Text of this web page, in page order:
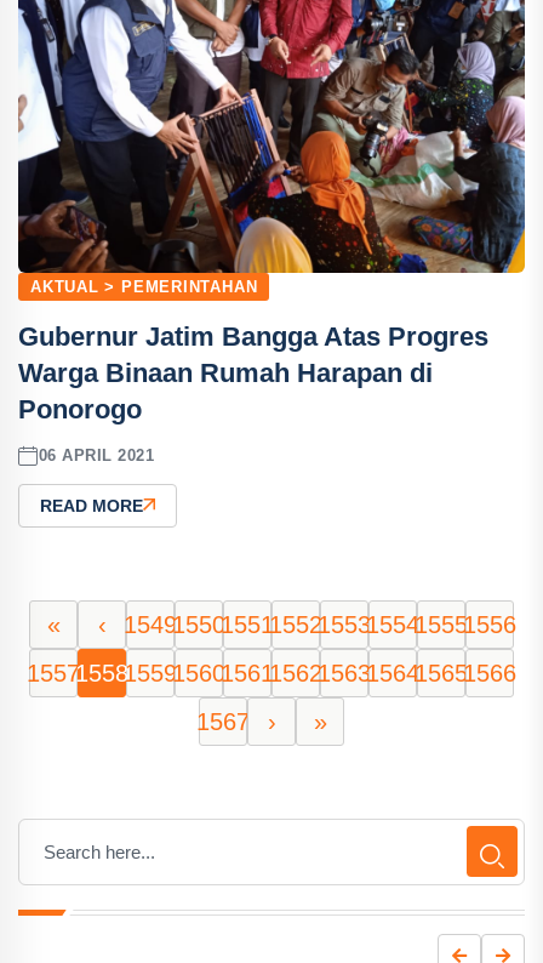
AKTUAL > PEMERINTAHAN
Gubernur Jatim Bangga Atas Progres
Warga Binaan Rumah Harapan di
Ponorogo
06 APRIL 2021
READ MORE
« ‹ 15491550155115521553155415551556
1557155815591560156115621563156415651566
1567
› »